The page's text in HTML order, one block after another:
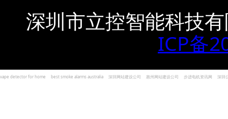
深圳市立控智能科技
ICP备
vape detector for home best smoke alarms australia 深圳网站建设公司 惠州网站建设公司 步进电机资讯网 深圳